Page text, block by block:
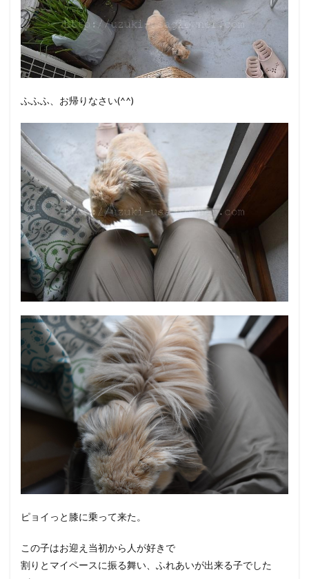
ふふふ、お帰りなさい(^^)
ピョイっと膝に乗って来た。
この子はお迎え当初から人が好きで
割りとマイペースに振る舞い、ふれあいが出来る子でした